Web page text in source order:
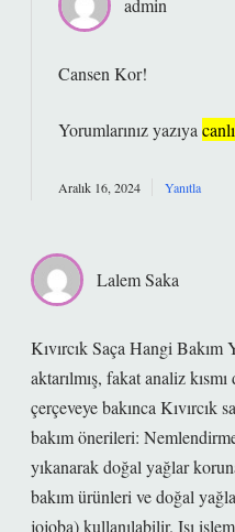
admin
Cansen Kor!
Yorumlarınız yazıya
Aralık 16, 2024 Yanıtla
Lalem Saka
Kıvırcık Saça Hangi Bakım
aktarılmış, fakat analiz
çerçeveye bakınca Kıvırcık
bakım önerileri:
yıkanarak doğal yağlar
bakım ürünleri ve doğal
jojoba) kullanılabilir. Isı